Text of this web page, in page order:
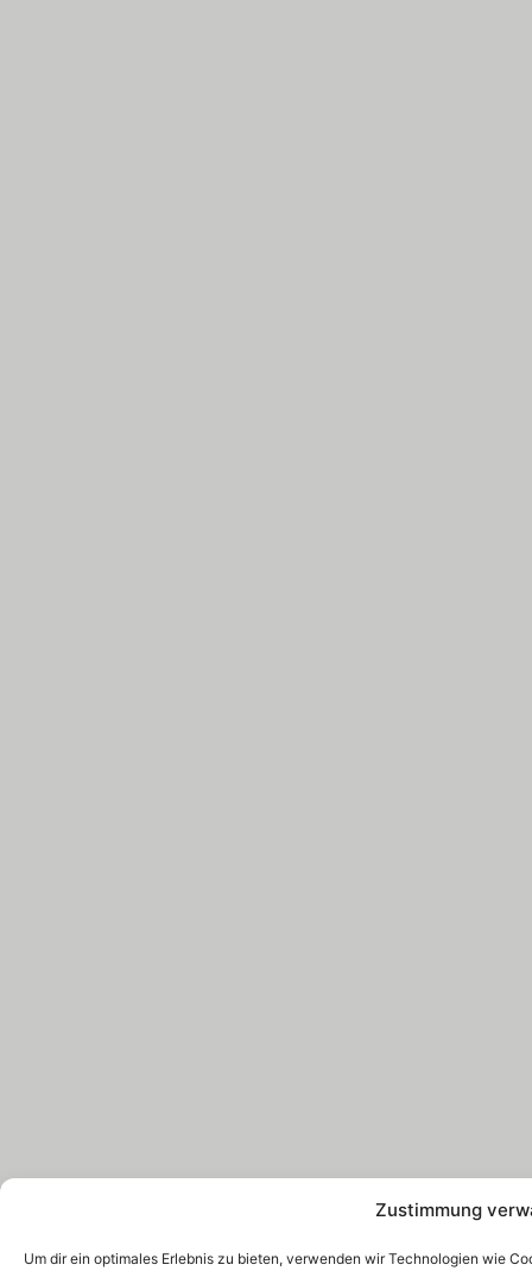
Zustimmung
Um dir ein optimales Erlebnis zu bieten, verwenden wir Technologien wie